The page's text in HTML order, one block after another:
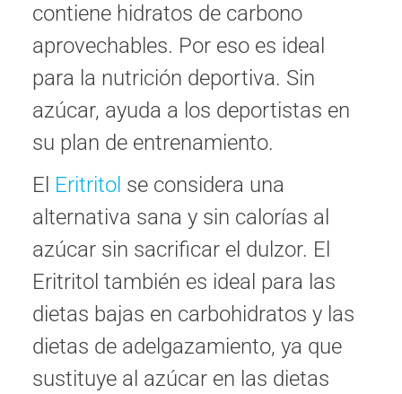
contiene hidratos de carbono
aprovechables. Por eso es ideal
para la nutrición deportiva. Sin
azúcar, ayuda a los deportistas en
su plan de entrenamiento.
El Eritritol se considera una
alternativa sana y sin calorías al
azúcar sin sacrificar el dulzor. El
Eritritol también es ideal para las
dietas bajas en carbohidratos y las
dietas de adelgazamiento, ya que
sustituye al azúcar en las dietas